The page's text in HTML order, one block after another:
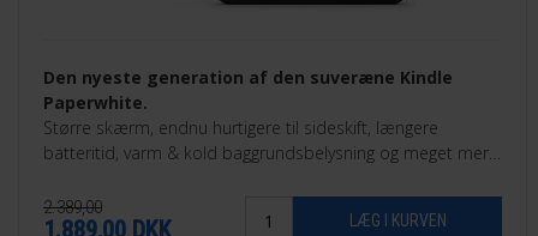
Den nyeste generation af den suveræne Kindle
Paperwhite.
Større skærm, endnu hurtigere til sideskift, længere
batteritid, varm & kold baggrundsbelysning og meget mere.
2.389,00
1.889,00 DKK